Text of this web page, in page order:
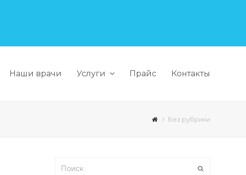
Наши врачи Услуги Прайс Контакты
Без рубрики